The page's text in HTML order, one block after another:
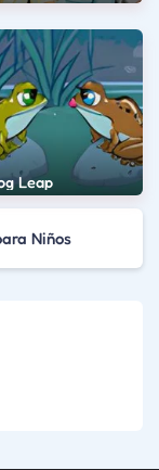
Leap
Niños